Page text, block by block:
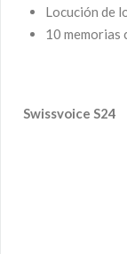
Locución de
10 memorias
Swissvoice S24